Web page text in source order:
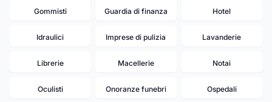
Gommisti Guardia di finanza Hotel
Idraulici Imprese di pulizia Lavanderie
Librerie Macellerie Notai
Oculisti Onoranze funebri Ospedali